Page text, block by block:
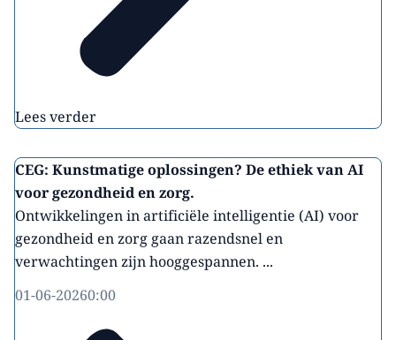
Lees verder
CEG: Kunstmatige oplossingen? De ethiek van AI
voor gezondheid en zorg.
Ontwikkelingen in artificiële intelligentie (AI) voor
gezondheid en zorg gaan razendsnel en
verwachtingen zijn hooggespannen. ...
01-06-20260:00